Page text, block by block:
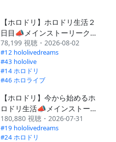
---
#754
#214
#575
---
【ホロドリ】ホロドリ生活２
日目📣メインストーリークリ
ア目指す！ 【ホロライブ/癒
月ちょこ】
78,199 視聴・2026-08-02
#12 hololivedreams
#43 hololive
#14 ホロドリ
#46 ホロライブ
【ホロドリ】今から始めるホ
ロドリ生活📣メインストーリ
ークリア目指す！ 【ホロライ
ブ/癒月ちょこ】
180,880 視聴・2026-07-31
#19 hololivedreams
#24 ホロドリ